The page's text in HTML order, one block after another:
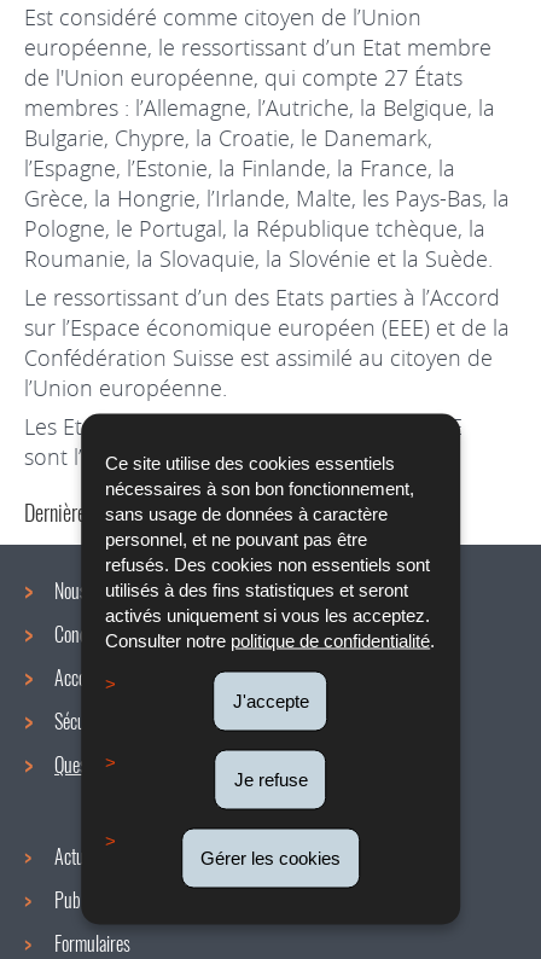
Ce site utilise des cookies essentiels
nécessaires à son bon fonctionnement,
sans usage de données à caractère
personnel, et ne pouvant pas être
refusés. Des cookies non essentiels sont
utilisés à des fins statistiques et seront
activés uniquement si vous les acceptez.
Consulter notre politique de confidentialité.
J'accepte
Je refuse
Gérer les cookies
Est considéré comme citoyen de l’Union
européenne, le ressortissant d’un Etat membre
de l'Union européenne, qui compte 27 États
membres : l’Allemagne, l’Autriche, la Belgique, la
Bulgarie, Chypre, la Croatie, le Danemark,
l’Espagne, l’Estonie, la Finlande, la France, la
Grèce, la Hongrie, l’Irlande, Malte, les Pays-Bas, la
Pologne, le Portugal, la République tchèque, la
Roumanie, la Slovaquie, la Slovénie et la Suède.
Le ressortissant d’un des Etats parties à l’Accord
sur l’Espace économique européen (EEE) et de la
Confédération Suisse est assimilé au citoyen de
l’Union européenne.
Les Etats qui font partie de l’Accord sur l’EEE
sont l’Islande, le Liechtenstein et la Norvège.
Dernière mise à jour01/09/2023
Menu
de
navigation
Nous connaître
Conditions de travail
Accords collectifs
Sécurité / Santé au travail
Questions / réponses
Actualités
Publications
Formulaires